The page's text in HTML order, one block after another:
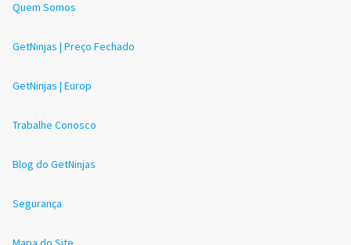
Quem Somos
GetNinjas | Preço Fechado
GetNinjas | Europ
Trabalhe Conosco
Blog do GetNinjas
Segurança